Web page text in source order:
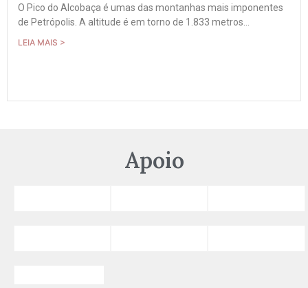
O Pico do Alcobaça é umas das montanhas mais imponentes
de Petrópolis. A altitude é em torno de 1.833 metros...
LEIA MAIS >
Apoio